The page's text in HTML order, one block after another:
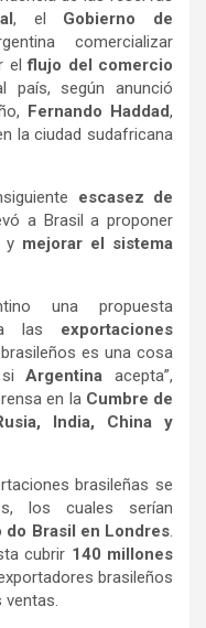
, el Gobierno de
comercializar
elflujo del comercio
país, según anunció
Fernando Haddad,
la ciudad sudafricana
escasez de
a Brasil a proponer
y mejorar el sistema
una propuesta
las exportaciones
es una cosa
siArgentina acepta”,
en la Cumbre de
India, China y
brasileñas se
los cuales serían
do Brasil en Londres.
cubrir 140 millones
brasileños
ventas.